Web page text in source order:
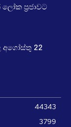
ප්‍රජාවට
අගෝස්තු 22
44343
3799